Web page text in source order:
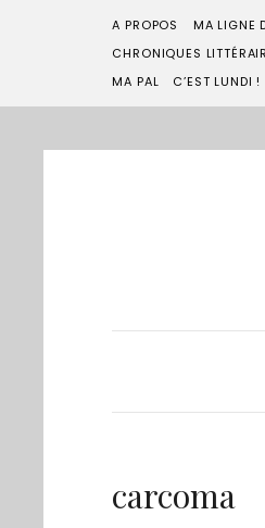
A PROPOS
MA LIGNE
CHRONIQUES
MA PAL
C’EST LUNDI
carcoma